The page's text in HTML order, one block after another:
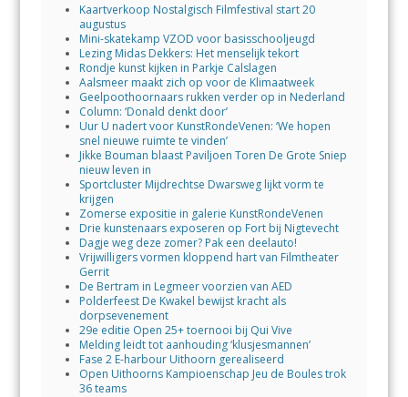
Kaartverkoop Nostalgisch Filmfestival start 20
augustus
Mini-skatekamp VZOD voor basisschooljeugd
Lezing Midas Dekkers: Het menselijk tekort
Rondje kunst kijken in Parkje Calslagen
Aalsmeer maakt zich op voor de Klimaatweek
Geelpoothoornaars rukken verder op in Nederland
Column: ‘Donald denkt door’
Uur U nadert voor KunstRondeVenen: ‘We hopen
snel nieuwe ruimte te vinden’
Jikke Bouman blaast Paviljoen Toren De Grote Sniep
nieuw leven in
Sportcluster Mijdrechtse Dwarsweg lijkt vorm te
krijgen
Zomerse expositie in galerie KunstRondeVenen
Drie kunstenaars exposeren op Fort bij Nigtevecht
Dagje weg deze zomer? Pak een deelauto!
Vrijwilligers vormen kloppend hart van Filmtheater
Gerrit
De Bertram in Legmeer voorzien van AED
Polderfeest De Kwakel bewijst kracht als
dorpsevenement
29e editie Open 25+ toernooi bij Qui Vive
Melding leidt tot aanhouding ‘klusjesmannen’
Fase 2 E-harbour Uithoorn gerealiseerd
Open Uithoorns Kampioenschap Jeu de Boules trok
36 teams